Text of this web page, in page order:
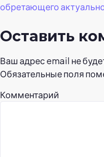
обретающего
Оставить
Ваш адрес email не
Обязательные поля
Комментарий